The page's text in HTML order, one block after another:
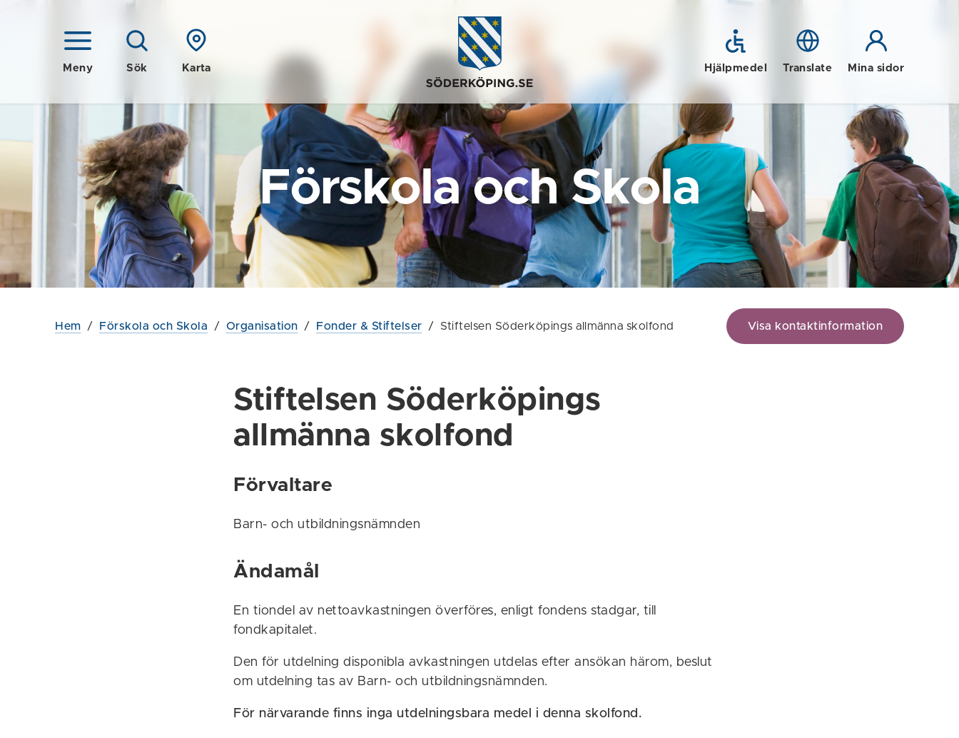
Meny Sök Karta Hjälpmedel Translate Mina sidor
Förskola och Skola
Hem / Förskola och Skola / Organisation / Fonder & Stiftelser / Stiftelsen Söderköpings allmänna skolfond Visa kontaktinformation
Stiftelsen Söderköpings
allmänna skolfond
Förvaltare
Barn- och utbildningsnämnden
Ändamål
En tiondel av nettoavkastningen överföres, enligt fondens stadgar, till
fondkapitalet.
Den för utdelning disponibla avkastningen utdelas efter ansökan härom, beslut
om utdelning tas av Barn- och utbildningsnämnden.
För närvarande finns inga utdelningsbara medel i denna skolfond.